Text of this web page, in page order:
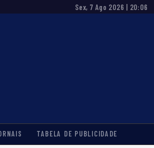
Sex, 7 Ago 2026 | 20:06
TABELA DE PUBLICIDADE